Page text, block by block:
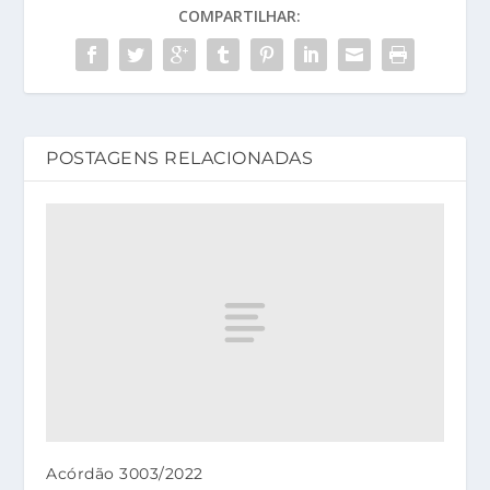
COMPARTILHAR:
POSTAGENS RELACIONADAS
Acórdão 3003/2022